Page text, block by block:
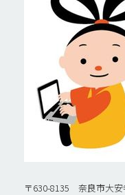
〒630-8135 奈良市大安